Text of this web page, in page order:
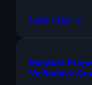
Leer más →
Mostbet
Ve Bedava